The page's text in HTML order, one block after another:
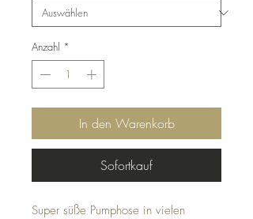
Anzahl *
In den Warenkorb
Sofortkauf
Super süße Pumphose in vielen